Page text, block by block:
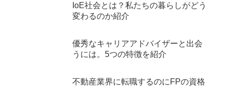
IoE社会とは？私たちの暮らしがどう
変わるのか紹介
優秀なキャリアアドバイザーと出会
うには。5つの特徴を紹介
不動産業界に転職するのにFPの資格